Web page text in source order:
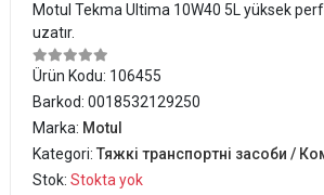
Motul Tekma Ultima 10W40 5L yüksek
uzatır.
Ürün Kodu: 106455
Barkod: 0018532129250
Marka: Motul
Kategori: Тяжкі транспортні засоби /
Stok: Stokta yok